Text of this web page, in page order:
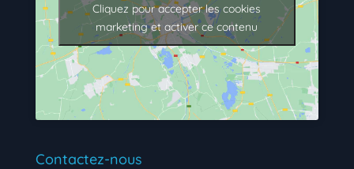
Cliquez pour accepter les cookies
marketing et activer ce contenu
Contactez-nous